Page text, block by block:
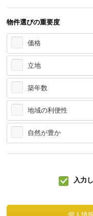
物件選びの重要度
価格
立地
築年数
地域の利便性
自然が豊か
入力